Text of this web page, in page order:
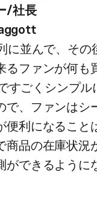
/社長
に​並んで、​その​
る​ファンが​何も​
すごく​シンプ
で、​ファンは​シ
便利に​なる​こと
商品の​在庫状況
が​できるように